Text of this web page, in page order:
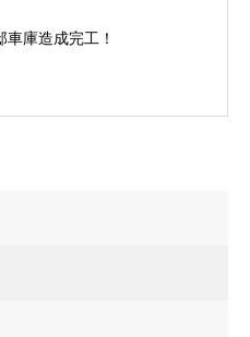
車庫造成完工！